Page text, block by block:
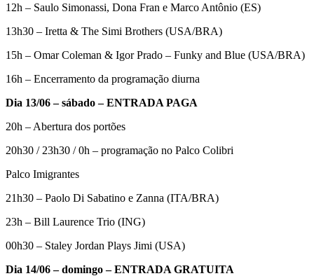
12h – Saulo Simonassi, Dona Fran e Marco Antônio (ES)
13h30 – Iretta & The Simi Brothers (USA/BRA)
15h – Omar Coleman & Igor Prado – Funky and Blue (USA/BRA)
16h – Encerramento da programação diurna
Dia 13/06 – sábado – ENTRADA PAGA
20h – Abertura dos portões
20h30 / 23h30 / 0h – programação no Palco Colibri
Palco Imigrantes
21h30 – Paolo Di Sabatino e Zanna (ITA/BRA)
23h – Bill Laurence Trio (ING)
00h30 – Staley Jordan Plays Jimi (USA)
Dia 14/06 – domingo – ENTRADA GRATUITA